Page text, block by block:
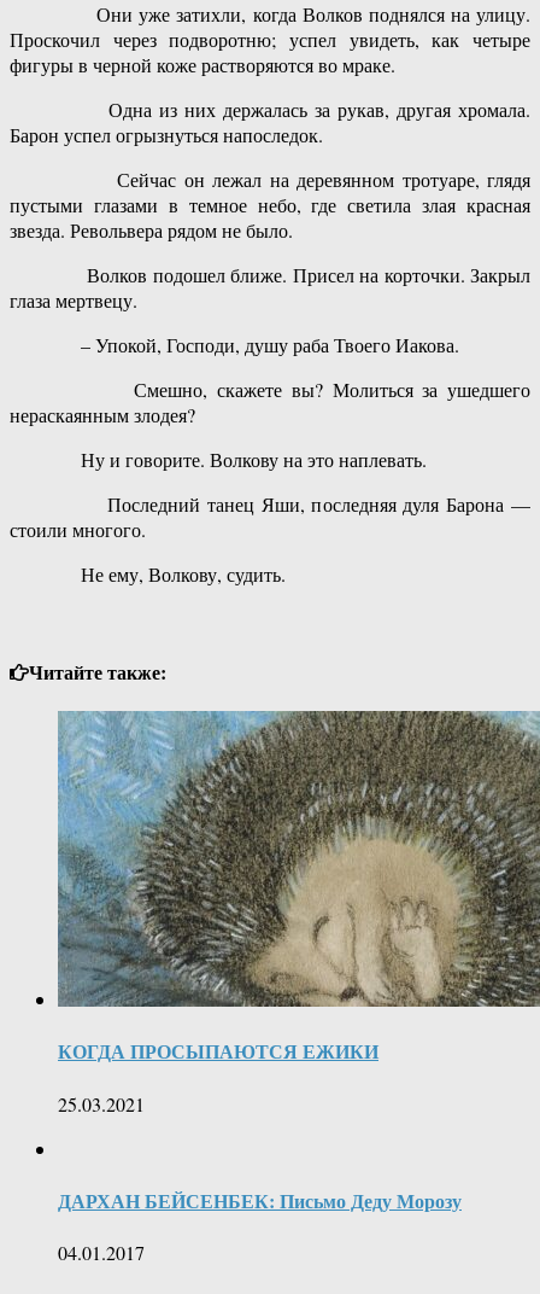
Они уже затихли, когда Волков поднялся на улицу.
Проскочил через подворотню; успел увидеть, как четыре
фигуры в черной коже растворяются во мраке.
Одна из них держалась за рукав, другая хромала.
Барон успел огрызнуться напоследок.
Сейчас он лежал на деревянном тротуаре, глядя
пустыми глазами в темное небо, где светила злая красная
звезда. Револьвера рядом не было.
Волков подошел ближе. Присел на корточки. Закрыл
глаза мертвецу.
– Упокой, Господи, душу раба Твоего Иакова.
Смешно, скажете вы? Молиться за ушедшего
нераскаянным злодея?
Ну и говорите. Волкову на это наплевать.
Последний танец Яши, последняя дуля Барона —
стоили многого.
Не ему, Волкову, судить.
Читайте также:
КОГДА ПРОСЫПАЮТСЯ ЕЖИКИ
25.03.2021
ДАРХАН БЕЙСЕНБЕК: Письмо Деду Морозу
04.01.2017